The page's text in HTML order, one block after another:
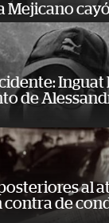
Mejicano
Inguat
de
al
contra de